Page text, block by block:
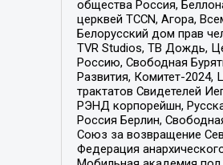
общества Россия,
церквей TCCN, Агора,
Белорусский дом прав
TVR Studios, ТВ Дождь,
Россию, Свободная
Развития, Комитет-2024,
трактатов Свидетелей
РЭНД корпорейшн,
Россия Берлин,
Союз за возвращение
Федерация